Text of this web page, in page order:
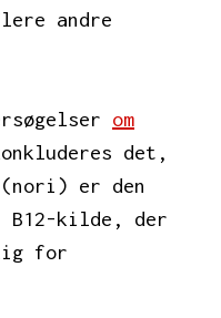
andre
om
det,
er den
B12-kilde, der
for